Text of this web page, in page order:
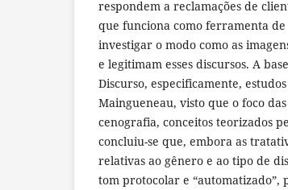
respondem a reclamações de
que funciona como ferramenta
investigar o modo como as
e legitimam esses discursos. A
Discurso, especificamente,
Maingueneau, visto que o foco
cenografia, conceitos teorizados
concluiu-se que, embora as
relativas ao gênero e ao tipo de
tom protocolar e “automatizado”,